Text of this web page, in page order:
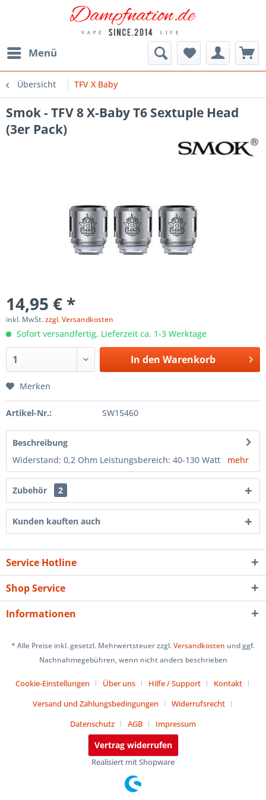
Menü
Übersicht TFV X Baby
Smok - TFV 8 X-Baby T6 Sextuple Head
(3er Pack)
14,95 € *
inkl. MwSt.zzgl. Versandkosten
Sofort versandfertig, Lieferzeit ca. 1-3 Werktage
In den Warenkorb
Merken
Artikel-Nr.: SW15460
Beschreibung
Widerstand: 0,2 Ohm Leistungsbereich: 40-130 Watt mehr
Zubehör 2
Kunden kauften auch
Service Hotline
Shop Service
Informationen
* Alle Preise inkl. gesetzl. Mehrwertsteuer zzgl.Versandkosten und ggf.
Nachnahmegebühren, wenn nicht anders beschrieben
Cookie-Einstellungen Über uns Hilfe / Support
Kontakt
Versand und Zahlungsbedingungen
Widerrufsrecht
Datenschutz
AGB Impressum
Vertrag widerrufen
Realisiert mit Shopware